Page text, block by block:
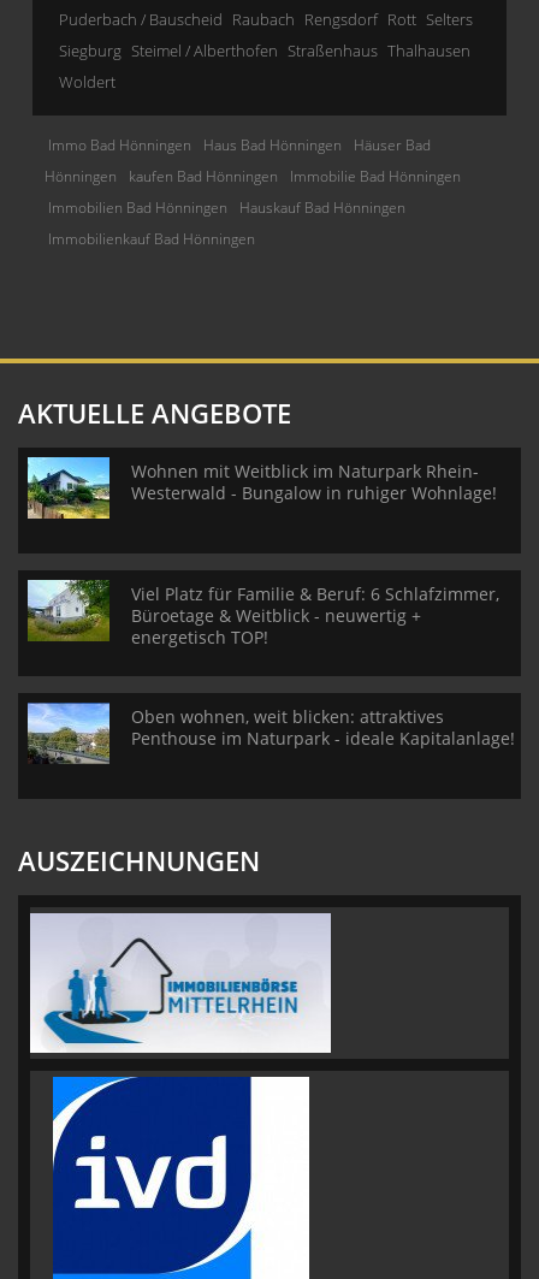
Puderbach / Bauscheid Raubach Rengsdorf Rott Selters
Siegburg Steimel / Alberthofen Straßenhaus Thalhausen
Woldert
Immo Bad Hönningen Haus Bad Hönningen
Häuser Bad
Hönningen
kaufen Bad Hönningen
Immobilie Bad Hönningen
Immobilien Bad Hönningen
Hauskauf Bad Hönningen
Immobilienkauf Bad Hönningen
AKTUELLE ANGEBOTE
Wohnen mit Weitblick im Naturpark Rhein-
Westerwald - Bungalow in ruhiger Wohnlage!
Viel Platz für Familie & Beruf: 6 Schlafzimmer,
Büroetage & Weitblick - neuwertig +
energetisch TOP!
Oben wohnen, weit blicken: attraktives
Penthouse im Naturpark - ideale Kapitalanlage!
AUSZEICHNUNGEN